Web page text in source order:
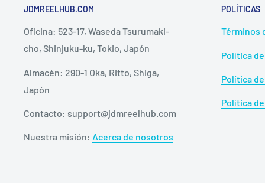
JDMREELHUB.COM
Oficina: 523-17, Waseda Tsurumaki-
cho, Shinjuku-ku, Tokio, Japón
Almacén: 290-1 Oka, Ritto, Shiga,
Japón
Contacto: support@jdmreelhub.com
Nuestra misión: Acerca de nosotros
POLÍTICAS
Términos
Política
Política
Política